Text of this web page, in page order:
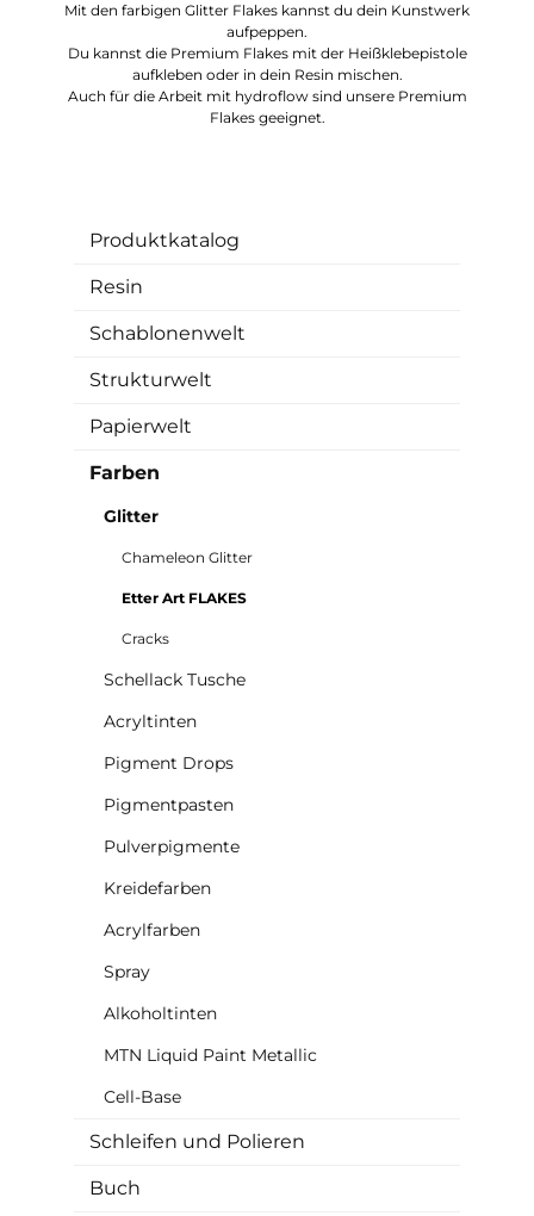
Mit den farbigen Glitter Flakes kannst du dein Kunstwerk
aufpeppen.
Du kannst die Premium Flakes mit der Heißklebepistole
aufkleben oder in dein Resin mischen.
Auch für die Arbeit mit hydroflow sind unsere Premium
Flakes geeignet.
Produktkatalog
Resin
Schablonenwelt
Strukturwelt
Papierwelt
Farben
Glitter
Chameleon Glitter
Etter Art FLAKES
Cracks
Schellack Tusche
Acryltinten
Pigment Drops
Pigmentpasten
Pulverpigmente
Kreidefarben
Acrylfarben
Spray
Alkoholtinten
MTN Liquid Paint Metallic
Cell-Base
Schleifen und Polieren
Buch